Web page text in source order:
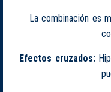
La combinación es
Efectos cruzados: